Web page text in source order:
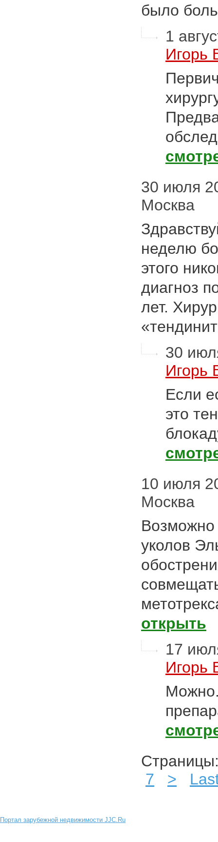
было
1
Игорь
30 июля
Москва
неделю
этого
диагноз
лет.
30
Игорь
Если
это
10 июля
Москва
Возможно
уколов
открыть
17
Игорь
7
>
Портал зарубежной недвижимости JJC.Ru